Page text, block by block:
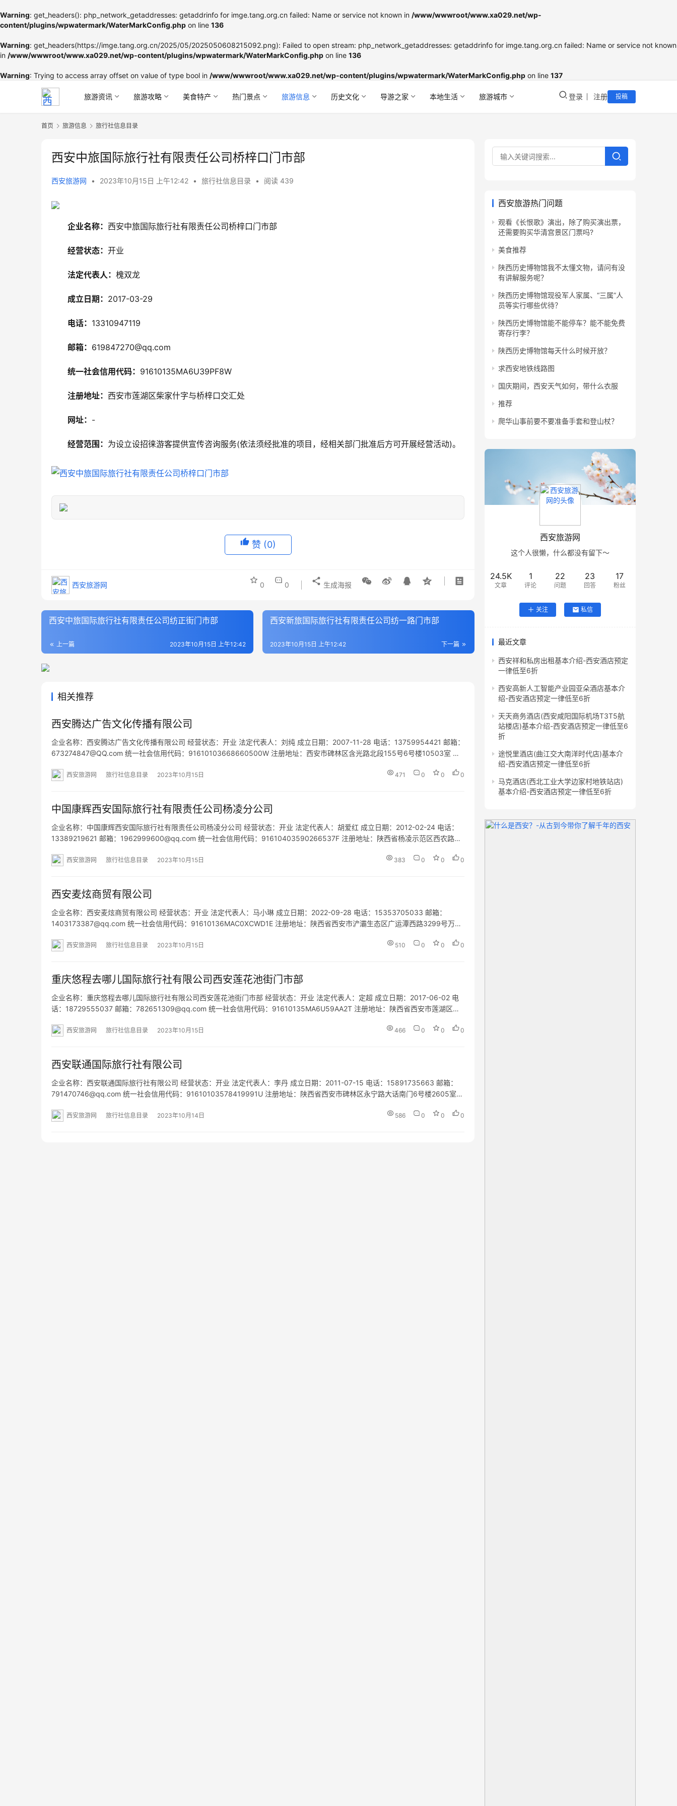
Warning: get_headers(): php_network_getaddresses: getaddrinfo for imge.tang.org.cn failed: Name or service not known in /www/wwwroot/www.xa029.net/wp-
content/plugins/wpwatermark/WaterMarkConfig.php on line 136
Warning: get_headers(https://imge.tang.org.cn/2025/05/2025050608215092.png): Failed to open stream: php_network_getaddresses: getaddrinfo for imge.tang.org.cn failed: Name or service not known
in /www/wwwroot/www.xa029.net/wp-content/plugins/wpwatermark/WaterMarkConfig.php on line 136
Warning: Trying to access array offset on value of type bool in /www/wwwroot/www.xa029.net/wp-content/plugins/wpwatermark/WaterMarkConfig.php on line 137
旅游资讯 旅游攻略 美食特产 热门景点 旅游信息 历史文化 导游之家 本地生活 旅游城市 登录 注册 投稿
首页 旅游信息 旅行社信息目录
西安中旅国际旅行社有限责任公司桥梓口门市部
西安旅游网 • 2023年10月15日 上午12:42 • 旅行社信息目录 • 阅读 439
企业名称： 西安中旅国际旅行社有限责任公司桥梓口门市部
经营状态： 开业
法定代表人： 槐双龙
成立日期： 2017-03-29
电话： 13310947119
邮箱： 619847270@qq.com
统一社会信用代码： 91610135MA6U39PF8W
注册地址： 西安市莲湖区柴家什字与桥梓口交汇处
网址： -
经营范围： 为设立设招徕游客提供宣传咨询服务(依法须经批准的项目，经相关部门批准后方可开展经营活动)。
赞 (0)
西安旅游网 0 0 生成海报
西安中旅国际旅行社有限责任公司纺正街门市部
上一篇 2023年10月15日 上午12:42
西安新旅国际旅行社有限责任公司纺一路门市部
下一篇
2023年10月15日 上午12:42
相关推荐
西安腾达广告文化传播有限公司
企业名称：西安腾达广告文化传播有限公司 经营状态：开业 法定代表人：刘纯 成立日期：2007-11-28 电话：13759954421 邮箱：
673274847@QQ.com 统一社会信用代码：91610103668660500W 注册地址：西安市碑林区含光路北段155号6号楼10503室 网
西安旅游网 旅行社信息目录 2023年10月15日 471 0 0 0
中国康辉西安国际旅行社有限责任公司杨凌分公司
企业名称：中国康辉西安国际旅行社有限责任公司杨凌分公司 经营状态：开业 法定代表人：胡爱红 成立日期：2012-02-24 电话：
13389219621 邮箱：1962999600@qq.com 统一社会信用代码：91610403590266537F 注册地址：陕西省杨凌示范区西农路北
西安旅游网 旅行社信息目录 2023年10月15日 383 0 0 0
西安麦炫商贸有限公司
企业名称：西安麦炫商贸有限公司 经营状态：开业 法定代表人：马小琳 成立日期：2022-09-28 电话：15353705033 邮箱：
1403173387@qq.com 统一社会信用代码：91610136MAC0XCWD1E 注册地址：陕西省西安市浐灞生态区广运潭西路3299号万科
西安旅游网 旅行社信息目录 2023年10月15日 510 0 0 0
重庆悠程去哪儿国际旅行社有限公司西安莲花池街门市部
企业名称：重庆悠程去哪儿国际旅行社有限公司西安莲花池街门市部 经营状态：开业 法定代表人：定超 成立日期：2017-06-02 电
话：18729555037 邮箱：782651309@qq.com 统一社会信用代码：91610135MA6U59AA2T 注册地址：陕西省西安市莲湖区莲
西安旅游网 旅行社信息目录 2023年10月15日 466 0 0 0
西安联通国际旅行社有限公司
企业名称：西安联通国际旅行社有限公司 经营状态：开业 法定代表人：李丹 成立日期：2011-07-15 电话：15891735663 邮箱：
791470746@qq.com 统一社会信用代码：91610103578419991U 注册地址：陕西省西安市碑林区永宁路大话南门6号楼2605室
西安旅游网 旅行社信息目录 2023年10月14日 586 0 0 0
西安旅游热门问题
观看《长恨歌》演出，除了购买演出票，
还需要购买华清宫景区门票吗?
美食推荐
陕西历史博物馆我不太懂文物，请问有没
有讲解服务呢？
陕西历史博物馆现役军人家属、“三属”人
员等实行哪些优待？
陕西历史博物馆能不能停车？能不能免费
寄存行李？
陕西历史博物馆每天什么时候开放？
求西安地铁线路图
国庆期间，西安天气如何，带什么衣服
推荐
爬华山事前要不要准备手套和登山杖？
西安旅游网
这个人很懒，什么都没有留下～
24.5K
文章
1
评论
22
问题
23
回答
17
粉丝
关注 私信
最近文章
西安祥和私房出租基本介绍-西安酒店预定
一律低至6折
西安高新人工智能产业园亚朵酒店基本介
绍-西安酒店预定一律低至6折
天天商务酒店(西安咸阳国际机场T3T5航
站楼店)基本介绍-西安酒店预定一律低至6
折
途悦里酒店(曲江交大南洋时代店)基本介
绍-西安酒店预定一律低至6折
马克酒店(西北工业大学边家村地铁站店)
基本介绍-西安酒店预定一律低至6折